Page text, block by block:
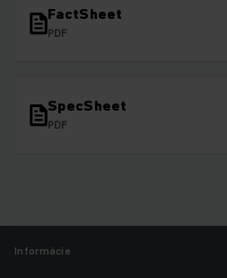
FactSheet
PDF
SpecSheet
PDF
Informácie